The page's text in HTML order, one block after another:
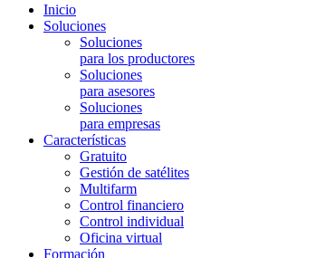
Inicio
Soluciones
Soluciones
para los productores
Soluciones
para asesores
Soluciones
para empresas
Características
Gratuito
Gestión de satélites
Multifarm
Control financiero
Control individual
Oficina virtual
Formación